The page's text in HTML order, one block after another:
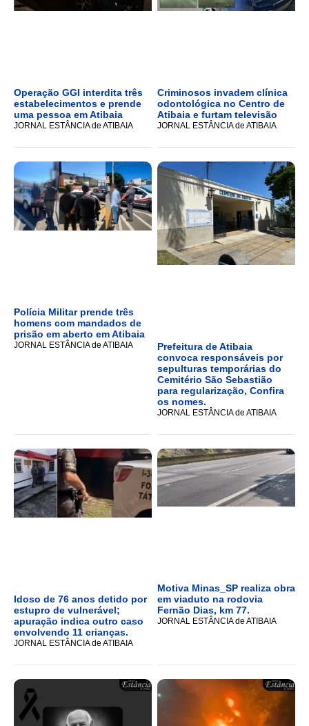
Operação GGI interdita três
estabelecimentos e prende
uma pessoa em Atibaia
JORNAL ESTÂNCIA de ATIBAIA
Criminosos invadem clínica
odontológica no Centro de
Atibaia e furtam televisão
JORNAL ESTÂNCIA de ATIBAIA
Polícia Militar prende três
homens com mandados de
prisão em aberto em Atibaia
JORNAL ESTÂNCIA de ATIBAIA
Prefeitura de Atibaia
convoca responsáveis por
sepulturas temporárias do
Cemitério São Sebastião
para regularização, Confira
os nomes.
JORNAL ESTÂNCIA de ATIBAIA
Idoso de 76 anos detido por
estupro de vulnerável;
apuração indica outro caso
envolvendo 11 crianças.
JORNAL ESTÂNCIA de ATIBAIA
Motiva Minas_SP realiza obra
em viaduto na rodovia
Fernão Dias, km 77.
JORNAL ESTÂNCIA de ATIBAIA